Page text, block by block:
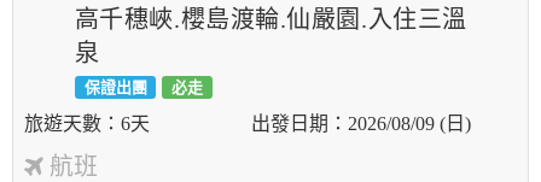
高千穗峽.櫻島渡輪.仙嚴園.入住三溫
泉
保證出團 必走
6天 2026/08/09 (日)
航班